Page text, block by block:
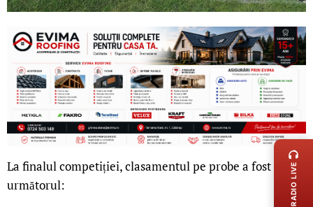
La finalul competiției, clasamentul pe probe a fost
următorul:
LIVE
RADIO LIVE